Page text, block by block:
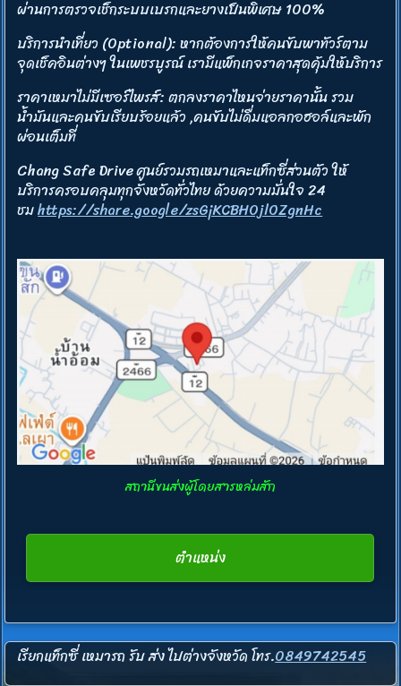
ผ่านการตรวจเช็กระบบเบรกและยางเป็นพิเศษ 100%
บริการนำเที่ยว (Optional): หากต้องการให้คนขับพาทัวร์ตาม
จุดเช็คอินต่างๆ ในเพชรบูรณ์ เรามีแพ็กเกจราคาสุดคุ้มให้บริการ
ราคาเหมาไม่มีเซอร์ไพรส์: ตกลงราคาไหนจ่ายราคานั้น รวม
น้ำมันและคนขับเรียบร้อยแล้ว ,คนขับไม่ดื่มแอลกอฮอล์และพัก
ผ่อนเต็มที่
Chang Safe Drive ศูนย์รวมรถเหมาและแท็กซี่ส่วนตัว ให้
บริการครอบคลุมทุกจังหวัดทั่วไทย ด้วยความมั่นใจ 24
ชมhttps://share.google/zsGjKCBHOjlOZgnHc
สถานีขนส่งผู้โดยสารหล่มสัก
ตำแหน่ง
เรียกแท็กซี่ เหมารถ รับ ส่ง ไปต่างจังหวัดโทร.0849742545